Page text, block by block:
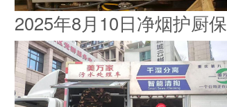
2025年8月10日净烟护厨保